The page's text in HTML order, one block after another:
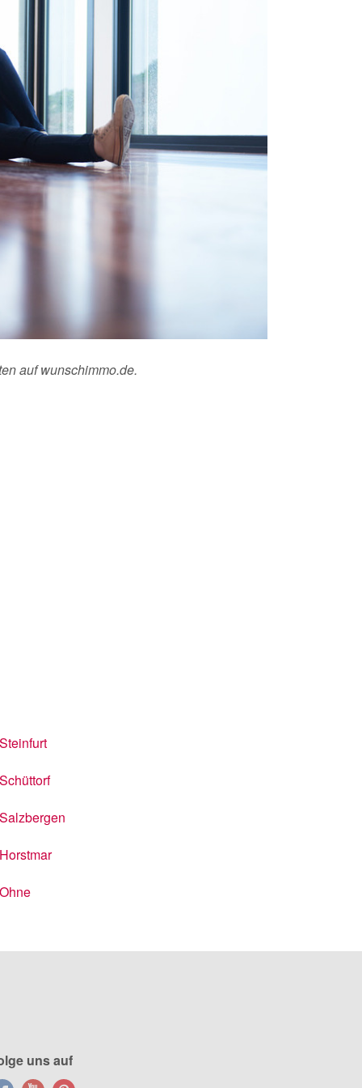
auf wunschimmo.de.
Steinfurt
Schüttorf
Salzbergen
Horstmar
Ohne
uns auf